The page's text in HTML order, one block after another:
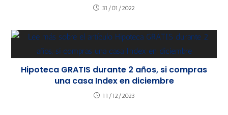
31/01/2022
Hipoteca GRATIS durante 2 años, si compras
una casa Index en diciembre
11/12/2023